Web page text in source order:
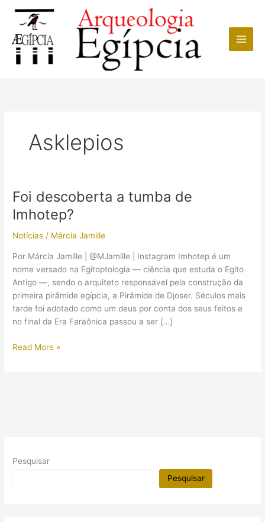
conteúdo
Asklepios
Foi descoberta a tumba de
Imhotep?
Notícias / Márcia Jamille
Por Márcia Jamille | @MJamille | Instagram Imhotep é um
nome versado na Egitoptologia — ciência que estuda o Egito
Antigo —, sendo o arquiteto responsável pela construção da
primeira pirâmide egípcia, a Pirâmide de Djoser. Séculos mais
tarde foi adotado como um deus por conta dos seus feitos e
no final da Era Faraônica passou a ser […]
Foi
Read More »
Pesquisar
Pesquisar